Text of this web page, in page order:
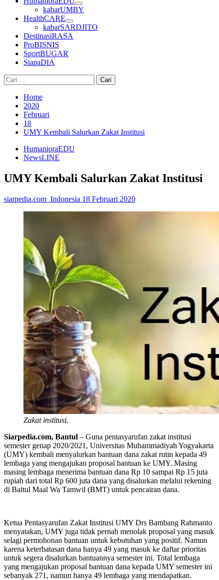
kabarUMBY
HealthCARE
kabarSARDJITO
DestinasiRASA
ProBISNIS
SportBUGAR
SiapaDIA
Cari
untuk:
Home
2020
Februari
18
UMY Kembali Salurkan Zakat Institusi
HumanioraEDU
NewsLINE
UMY Kembali Salurkan Zakat Institusi
siarpedia.com_Indonesia 18 Februari 2020
Zakat institusi.
Siarpedia.com, Bantul – Guna pentasyarufan zakat institusi
semester genap 2020/2021, Universitas Muhammadiyah Yogyakarta
(UMY) kembali menyalurkan bantuan dana zakat rutin kepada 49
lembaga yang mengajukan proposal bantuan ke UMY. Masing
masing lembaga menerima bantuan dana Rp 10 sampai Rp 15 juta
rupiah dari total Rp 600 juta dana yang disalurkan melalui rekening
di Baitul Maal Wa Tamwil (BMT) untuk pencairan dana.
Ketua Pentasyarufan Zakat Institusi UMY Drs Bambang Rahmanto
menyatakan, UMY juga tidak pernah menolak proposal yang masuk
selagi permohonan bantuan untuk kebutuhan yang positif. Namun
karena keterbatasan dana hanya 49 yang masuk ke daftar prioritas
untuk segera disalurkan bantuannya semester ini. Total lembaga
yang mengajukan proposal bantuan dana kepada UMY semester ini
sebanyak 271, namun hanya 49 lembaga yang mendapatkan.